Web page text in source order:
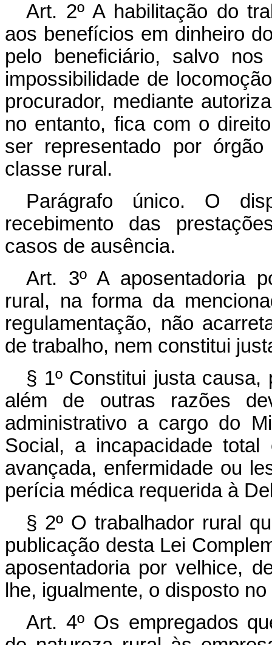
Art. 2º A habilitação do
aos benefícios em dinheiro
pelo beneficiário, salvo
impossibilidade de
procurador, mediante
no entanto, fica com o
ser representado por
classe rural.
Parágrafo único. O
recebimento das
casos de ausência.
Art. 3º A aposentadoria
rural, na forma da
regulamentação, não
de trabalho, nem constitui
§ 1º Constitui justa
além de outras razões
administrativo a cargo do
Social, a incapacidade
avançada, enfermidade ou
perícia médica requerida à
§ 2º O trabalhador rural
publicação desta Lei
aposentadoria por velhice,
lhe, igualmente, o disposto
Art. 4º Os empregados